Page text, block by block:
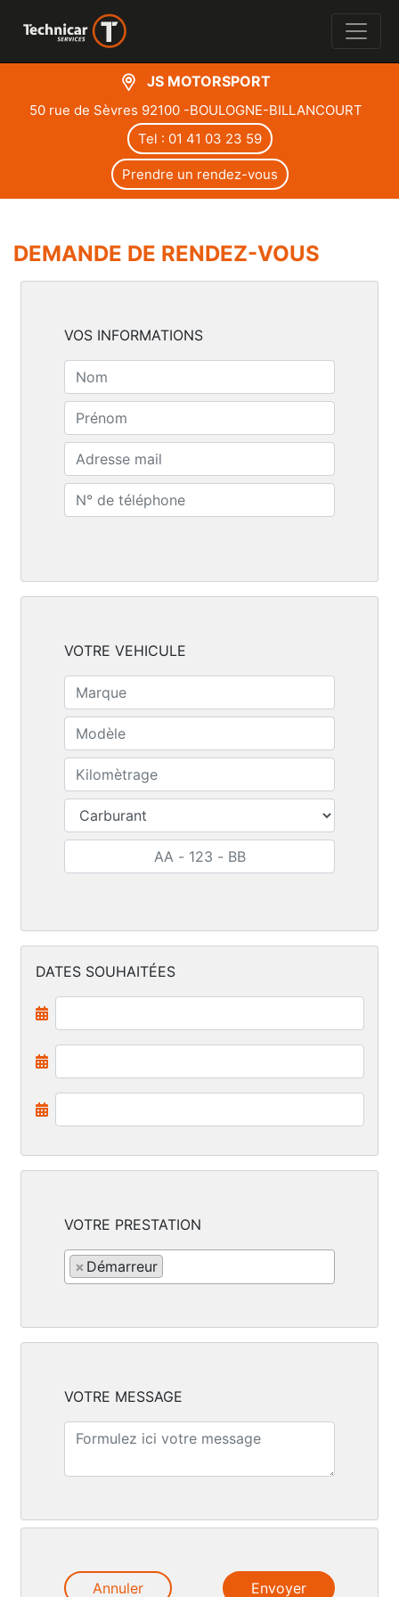
JS MOTORSPORT
50 rue de Sèvres 92100 -BOULOGNE-BILLANCOURT
Tel : 01 41 03 23 59
Prendre un rendez-vous
DEMANDE DE RENDEZ-VOUS
VOS INFORMATIONS
VOTRE VEHICULE
DATES SOUHAITÉES
VOTRE PRESTATION
× Démarreur
VOTRE MESSAGE
Annuler